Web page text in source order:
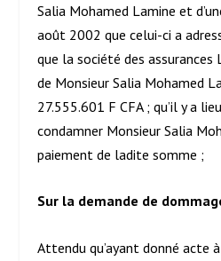
Salia Mohamed Lamine et
août 2002 que celui-ci a
que la société des assurances
de Monsieur Salia Mohamed
27.555.601 F CFA ; qu’il y a
condamner Monsieur Salia
paiement de ladite somme ;
Sur la demande de
Attendu qu’ayant donné acte